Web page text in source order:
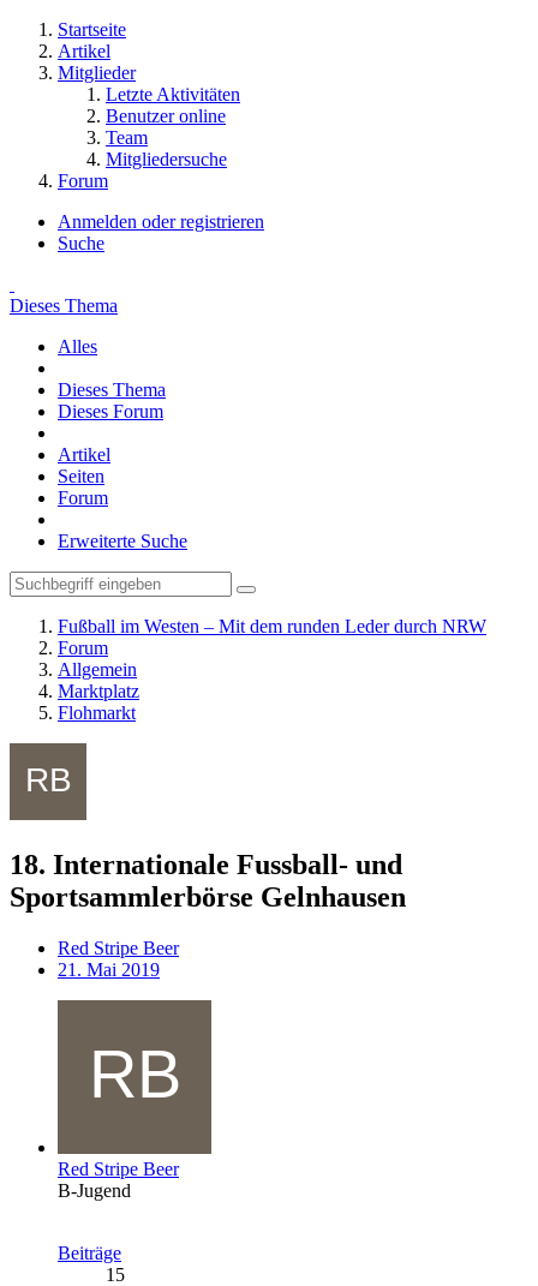
Startseite
Artikel
Mitglieder
Letzte Aktivitäten
Benutzer online
Team
Mitgliedersuche
Forum
Anmelden oder registrieren
Suche
Dieses Thema
Alles
Dieses Thema
Dieses Forum
Artikel
Seiten
Forum
Erweiterte Suche
Fußball im Westen – Mit dem runden Leder durch NRW
Forum
Allgemein
Marktplatz
Flohmarkt
18. Internationale Fussball- und
Sportsammlerbörse Gelnhausen
Red Stripe Beer
21. Mai 2019
Red Stripe Beer
B-Jugend
Beiträge
15